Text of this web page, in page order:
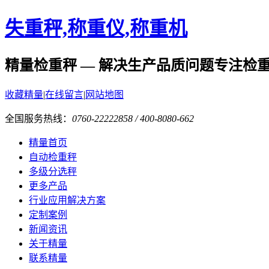
失重秤,称重仪,称重机
精量检重秤 — 解决生产品质问题专注检
收藏精量|在线留言| 网站地图
全国服务热线： 0760-22222858 / 400-8080-662
精量首页
自动检重秤
多级分选秤
更多产品
行业应用解决方案
定制案例
新闻资讯
关于精量
联系精量